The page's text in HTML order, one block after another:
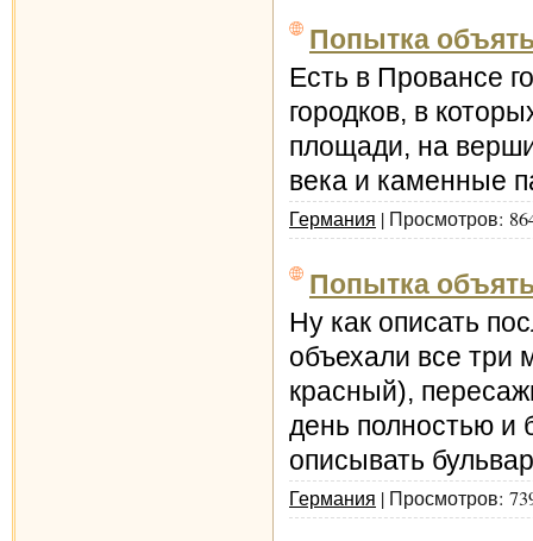
Попытка
Есть в Провансе
городков, в
площади, на
века и каменные
Германия | Просмотров:
Попытка
Ну как описать
объехали все три
красный),
день полностью и
описывать
Германия | Просмотров: